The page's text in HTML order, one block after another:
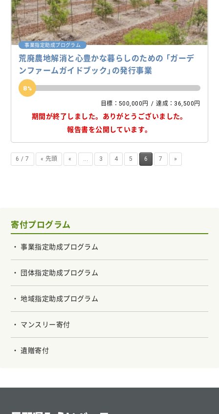
事業指定助成プログラム
荒廃農地解消と心豊かな暮らしのための 「ガーデ
ンファームガイドブック」の発行事業
8
目標：500,000円 達成：36,500円
期間が終了しました。 ありがとうございました。
報告書を公開しています。
6 / 7 « 先頭 « ... 3 4 5 6 7 »
寄付プログラム
事業指定助成プログラム
団体指定助成プログラム
地域指定助成プログラム
マンスリー寄付
遺贈寄付